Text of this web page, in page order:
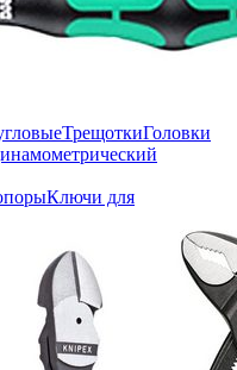
ТрещоткиГоловки
Ключи для